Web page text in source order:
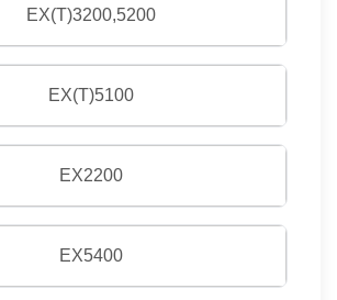
EX(T)3200,5200
EX(T)5100
EX2200
EX5400